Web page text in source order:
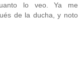
lo veo. Ya me
de la ducha, y noto